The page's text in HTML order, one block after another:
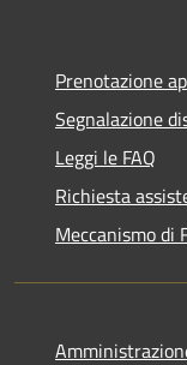
Prenotazione
Segnalazione
Leggi le FAQ
Richiesta
Meccanismo di